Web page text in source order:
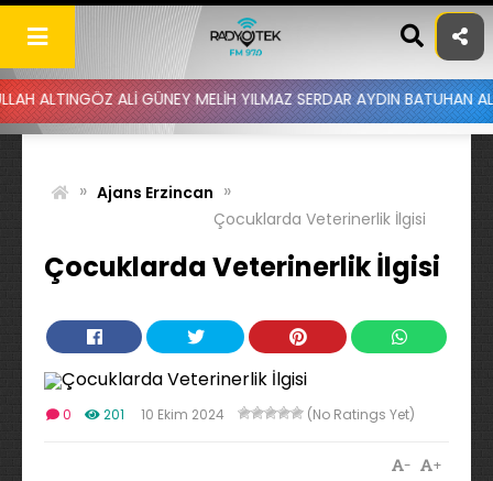
Skip
content
ALİ GÜNEY MELİH YILMAZ SERDAR AYDIN BATUHAN ALTINTAŞ
» Ajans Erzincan »
Çocuklarda Veterinerlik İlgisi
Çocuklarda Veterinerlik İlgisi
0 201 10 Ekim 2024 (No Ratings Yet)
+
-